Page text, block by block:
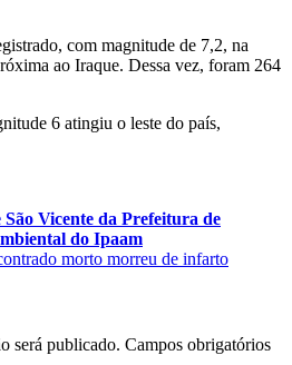
com magnitude de 7,2, na
ao Iraque. Dessa vez, foram 264
6 atingiu o leste do país,
Vicente da Prefeitura de
do Ipaam
morto morreu de infarto
será publicado. Campos obrigatórios